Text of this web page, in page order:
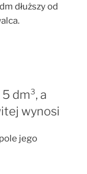
dłuższy od
dm³, a
wynosi
jego